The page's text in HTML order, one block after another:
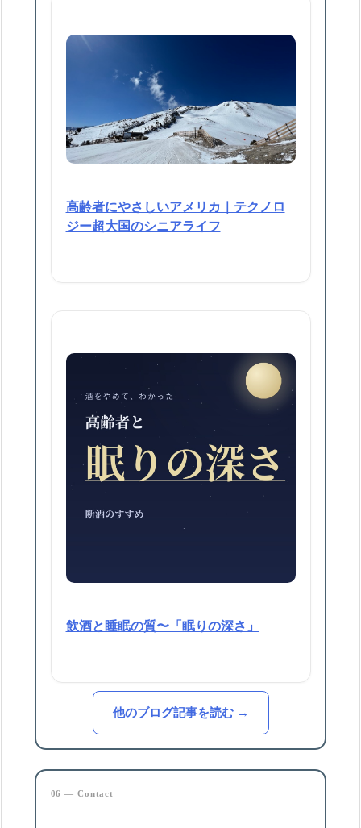
高齢者にやさしいアメリカ｜テクノロ
ジー超大国のシニアライフ
飲酒と睡眠の質〜「眠りの深さ」
他のブログ記事を読む →
06 — Contact